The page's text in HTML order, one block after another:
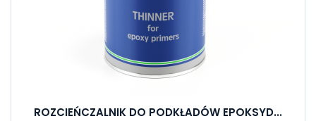
ROZCIEŃCZALNIK DO PODKŁADÓW EPOKSYD...